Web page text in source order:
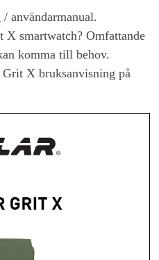
användarmanual.
smartwatch? Omfattande
komma till behov.
X bruksanvisning på